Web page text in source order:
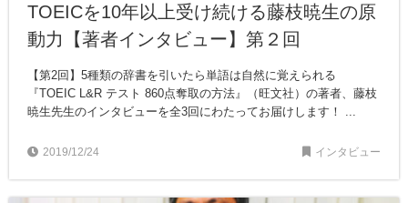
TOEICを10年以上受け続ける藤枝暁生の原
動力【著者インタビュー】第２回
【第2回】5種類の辞書を引いたら単語は自然に覚えられる
『TOEIC L&R テスト 860点奪取の方法』（旺文社）の著者、藤枝
暁生先生のインタビューを全3回にわたってお届けします！ ...
2019/12/24 インタビュー